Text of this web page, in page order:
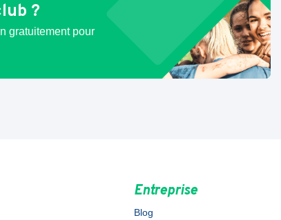
?
gratuitement pour
Entreprise
Blog